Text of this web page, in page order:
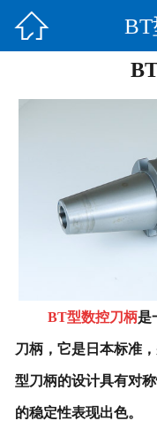
 BT
BT型数控刀柄是
刀柄，它是日本标准
型刀柄的设计具有对
的稳定性表现出色。